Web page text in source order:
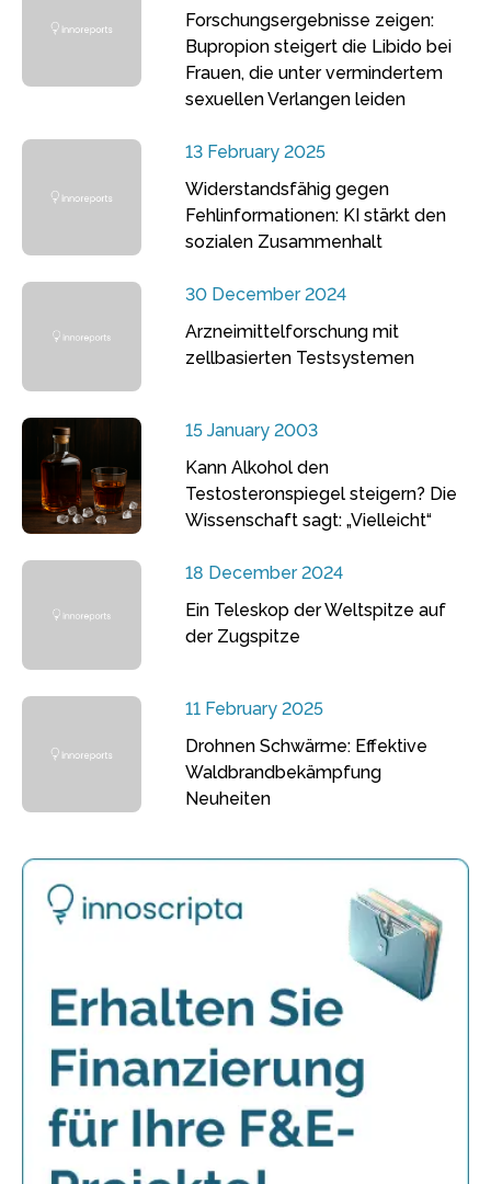
Forschungsergebnisse zeigen:
Bupropion steigert die Libido bei
Frauen, die unter vermindertem
sexuellen Verlangen leiden
13 February 2025
Widerstandsfähig gegen
Fehlinformationen: KI stärkt den
sozialen Zusammenhalt
30 December 2024
Arzneimittelforschung mit
zellbasierten Testsystemen
15 January 2003
Kann Alkohol den
Testosteronspiegel steigern? Die
Wissenschaft sagt: „Vielleicht“
18 December 2024
Ein Teleskop der Weltspitze auf
der Zugspitze
11 February 2025
Drohnen Schwärme: Effektive
Waldbrandbekämpfung
Neuheiten